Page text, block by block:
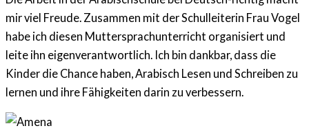
mir viel Freude. Zusammen mit der Schulleiterin Frau Vogel
habe ich diesen Muttersprachunterricht organisiert und
leite ihn eigenverantwortlich. Ich bin dankbar, dass die
Kinder die Chance haben, Arabisch Lesen und Schreiben zu
lernen und ihre Fähigkeiten darin zu verbessern.